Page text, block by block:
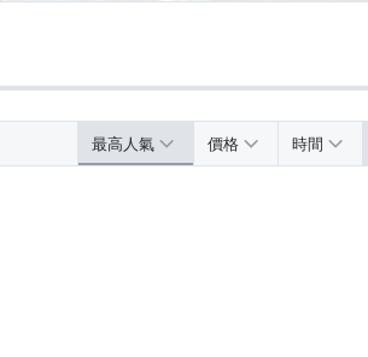
最高人氣 價格 時間